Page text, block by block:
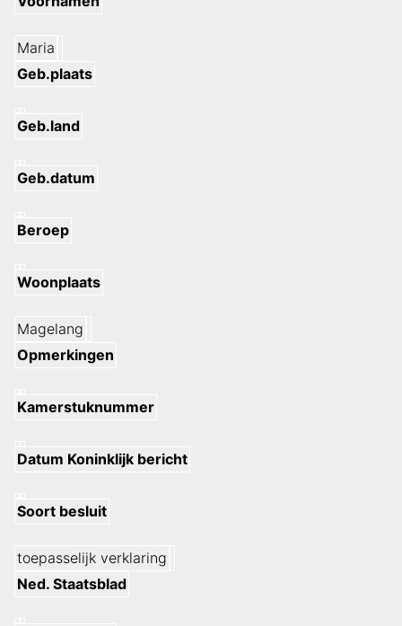
Maria
Geb.plaats
Geb.land
Geb.datum
Beroep
Woonplaats
Magelang
Opmerkingen
Kamerstuknummer
Datum Koninklijk bericht
Soort besluit
toepasselijk verklaring
Ned. Staatsblad